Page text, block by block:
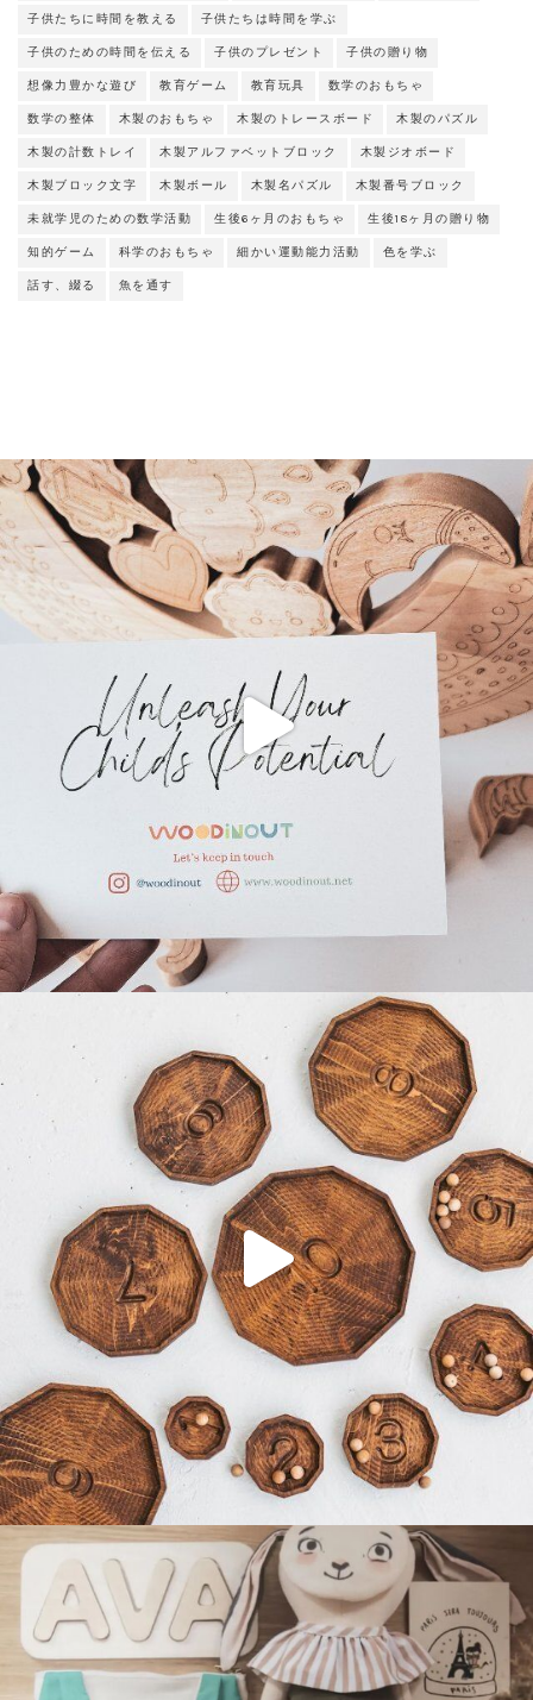
子供たちに時間を教える 子供たちは時間を学ぶ
子供のための時間を伝える 子供のプレゼント 子供の贈り物
想像力豊かな遊び 教育ゲーム 教育玩具 数学のおもちゃ
数学の整体 木製のおもちゃ 木製のトレースボード 木製のパズル
木製の計数トレイ 木製アルファベットブロック 木製ジオボード
木製ブロック文字 木製ボール 木製名パズル 木製番号ブロック
未就学児のための数学活動 生後6ヶ月のおもちゃ 生後18ヶ月の贈り物
知的ゲーム 科学のおもちゃ 細かい運動能力活動 色を学ぶ
話す、綴る 魚を通す